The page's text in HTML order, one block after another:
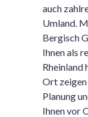
auch
Umland.
Bergisch
Ihnen als
Ort
Planung
Ihnen vor